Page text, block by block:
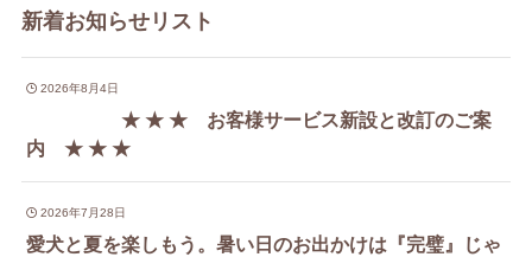
新着お知らせリスト
2026年8月4日
★ ★ ★ お客様サービス新設と改訂のご案
内 ★ ★ ★
2026年7月28日
愛犬と夏を楽しもう。暑い日のお出かけは『完璧』じゃ